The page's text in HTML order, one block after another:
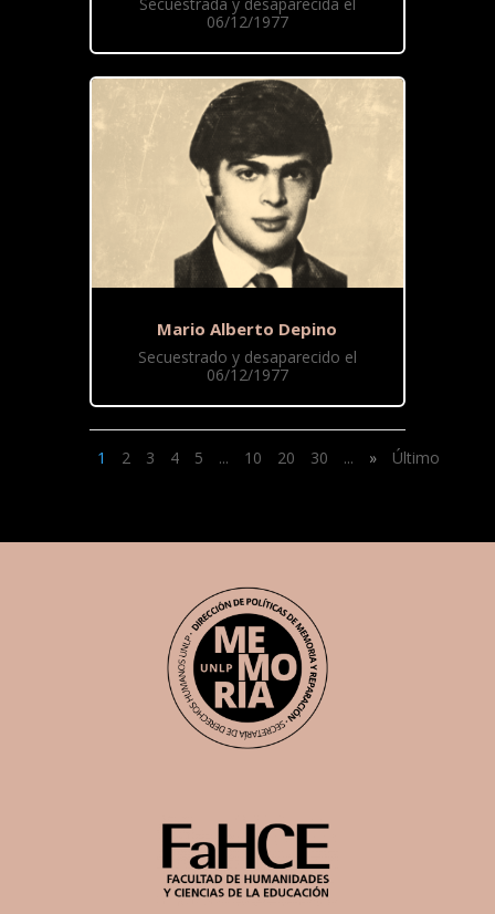
Secuestrada y desaparecida el
06/12/1977
Mario Alberto Depino
Secuestrado y desaparecido el
06/12/1977
1 2 3 4 5 ... 10 20 30 ... » Último